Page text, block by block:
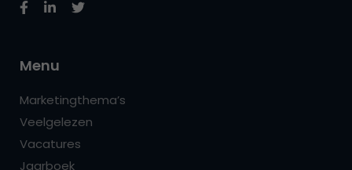
Menu
Marketingthema’s
Veelgelezen
Vacatures
Jaarboek